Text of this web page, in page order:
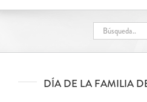
DÍA DE LA FAMILIA